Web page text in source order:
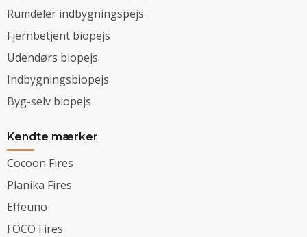
Rumdeler indbygningspejs
Fjernbetjent biopejs
Udendørs biopejs
Indbygningsbiopejs
Byg-selv biopejs
Kendte mærker
Cocoon Fires
Planika Fires
Effeuno
FOCO Fires